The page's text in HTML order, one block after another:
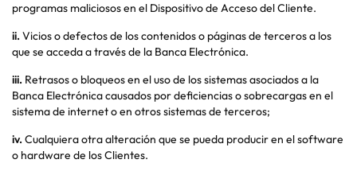
programas maliciosos en el Dispositivo de Acceso del Cliente.
ii. Vicios o defectos de los contenidos o páginas de terceros a los
que se acceda a través de la Banca Electrónica.
iii. Retrasos o bloqueos en el uso de los sistemas asociados a la
Banca Electrónica causados por deficiencias o sobrecargas en el
sistema de internet o en otros sistemas de terceros;
iv. Cualquiera otra alteración que se pueda producir en el software
o hardware de los Clientes.